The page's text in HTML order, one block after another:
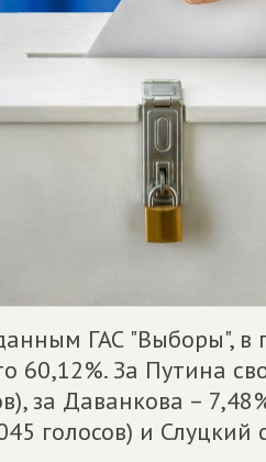
ГАС "Выборы", в
60,12%. За Путина
за Даванкова –
голосов) и Слуцкий